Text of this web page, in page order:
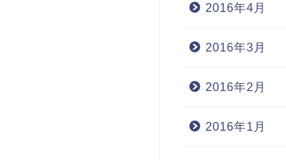
2016年4月
2016年3月
2016年2月
2016年1月